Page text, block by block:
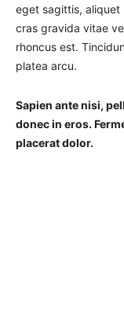
eget sagittis, aliquet
cras gravida vitae
rhoncus est.
platea arcu.
Sapien ante nisi,
donec in eros.
placerat dolor.